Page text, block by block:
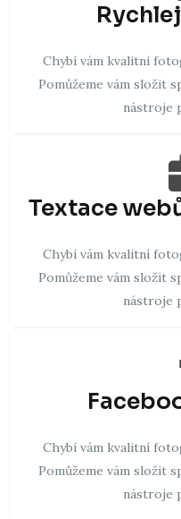
Chybí vám kvalitní
Pomůžeme vám složit
nástroje
Textace
Chybí vám kvalitní
Pomůžeme vám složit
nástroje
Chybí vám kvalitní
Pomůžeme vám složit
nástroje